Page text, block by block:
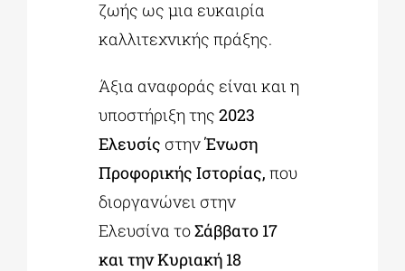
ζωής ως μια ευκαιρία
καλλιτεχνικής πράξης.
Άξια αναφοράς είναι και η
υποστήριξη της2023
Ελευσίς στηνΈνωση
Προφορικής Ιστορίας,που
διοργανώνει στην
Ελευσίνα τοΣάββατο 17
και την Κυριακή 18